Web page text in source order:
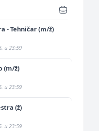
- Tehničar (m/ž)
u 23:59
(m/ž)
u 23:59
(ž)
u 23:59